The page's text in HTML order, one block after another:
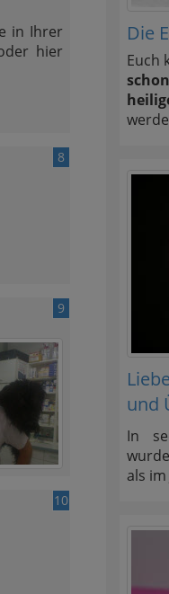
in Ihrer
hier
8
9
10
Die
Euch
und
In
als im